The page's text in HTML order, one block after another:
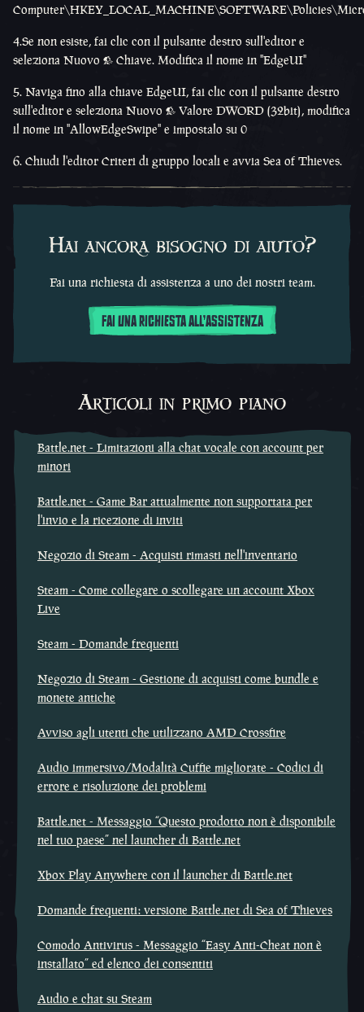
4.Se non esiste, fai clic con il pulsante destro sull'editor e
seleziona Nuovo > Chiave. Modifica il nome in "EdgeUI"
5. Naviga fino alla chiave EdgeUI, fai clic con il pulsante destro
sull'editor e seleziona Nuovo > Valore DWORD (32bit), modifica
il nome in "AllowEdgeSwipe" e impostalo su 0
6. Chiudi l'editor Criteri di gruppo locali e avvia Sea of Thieves.
Hai ancora bisogno di aiuto?
Fai una richiesta di assistenza a uno dei nostri team.
FAI UNA RICHIESTA ALL'ASSISTENZA
Articoli in primo piano
Battle.net - Limitazioni alla chat vocale con account per
minori
Battle.net - Game Bar attualmente non supportata per
l'invio e la ricezione di inviti
Negozio di Steam - Acquisti rimasti nell'inventario
Steam - Come collegare o scollegare un account Xbox
Live
Steam - Domande frequenti
Negozio di Steam - Gestione di acquisti come bundle e
monete antiche
Avviso agli utenti che utilizzano AMD Crossfire
Audio immersivo/Modalità Cuffie migliorate - Codici di
errore e risoluzione dei problemi
Battle.net - Messaggio “Questo prodotto non è disponibile
nel tuo paese” nel launcher di Battle.net
Xbox Play Anywhere con il launcher di Battle.net
Domande frequenti: versione Battle.net di Sea of Thieves
Comodo Antivirus - Messaggio “Easy Anti-Cheat non è
installato” ed elenco dei consentiti
Audio e chat su Steam